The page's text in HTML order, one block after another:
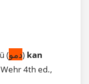
(دمو) kan
4th ed.,